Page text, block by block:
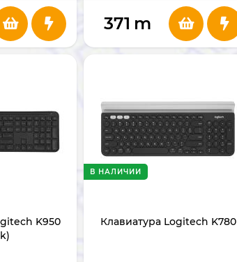
371 m
K950
Клавиатура Logitech K780
В НАЛИЧИИ